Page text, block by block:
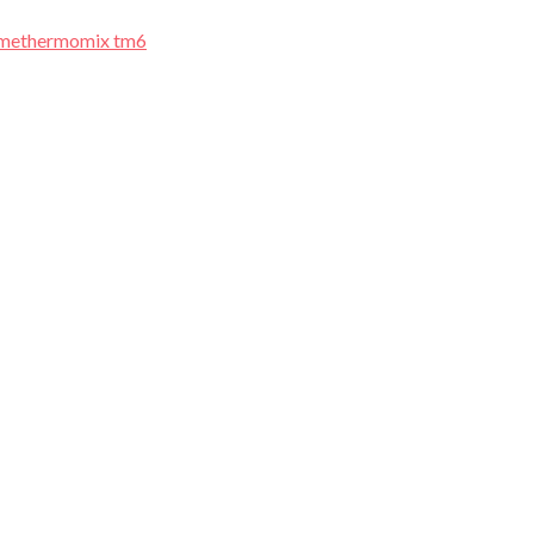
thermomix tm6